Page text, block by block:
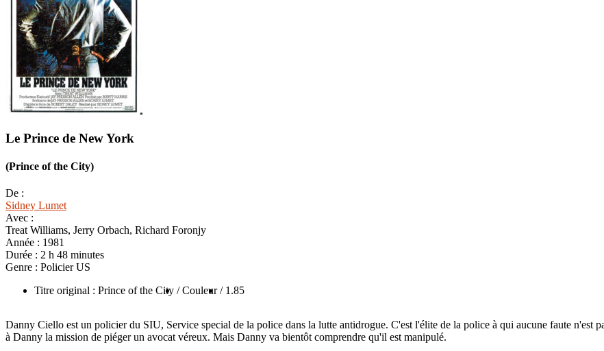
Le Prince de New York
(Prince of the City)
De :
Sidney Lumet
Avec :
Treat Williams, Jerry Orbach, Richard Foronjy
Année : 1981
Durée : 2 h 48 minutes
Genre : Policier US
Titre original : Prince of the City / Couleur / 1.85
Danny Ciello est un policier du SIU, Service special de la police dans la lutte antidrogue. C'est l'élite de la police à qui aucune faute n'est
à Danny la mission de piéger un avocat véreux. Mais Danny va bientôt comprendre qu'il est manipulé.